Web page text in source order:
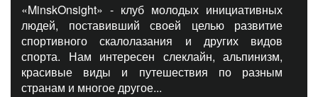
«MinskOnsight» - клуб молодых инициативных
людей, поставивший своей целью развитие
спортивного скалолазания и других видов
спорта. Нам интересен слеклайн, альпинизм,
красивые виды и путешествия по разным
странам и многое другое...